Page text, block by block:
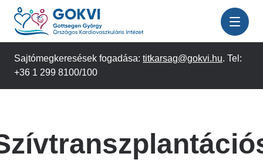
Ugrás
tartalomra
Sajtómegkeresések fogadása: titkarsag@gokvi.hu. Tel:
+36 1 299 8100/100